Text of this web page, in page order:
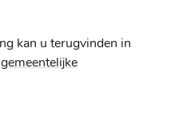
kan u terugvinden in